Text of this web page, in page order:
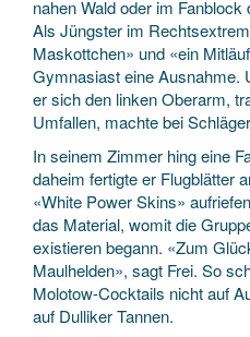
nahen Wald oder im
Als Jüngster im
Maskottchen» und «ein
Gymnasiast eine Ausnahme.
er sich den linken Oberarm,
Umfallen, machte bei
In seinem Zimmer hing eine
daheim fertigte er Flugblätter
«White Power Skins»
das Material, womit die
existieren begann. «Zum
Maulhelden», sagt Frei. So
Molotow-Cocktails nicht auf
auf Dulliker Tannen.